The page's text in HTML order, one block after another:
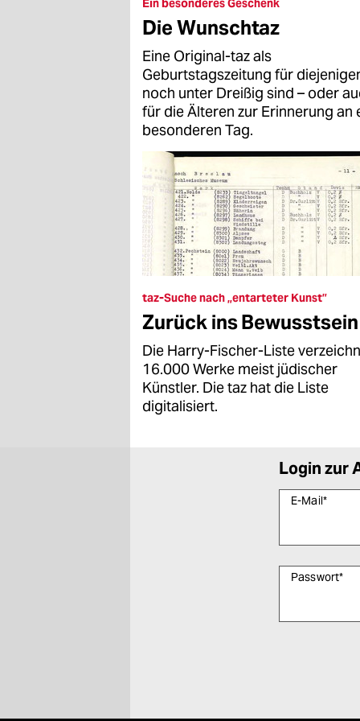
epaper login
Ein besonderes Geschenk
Die Wunschtaz
Eine Original-taz als
Geburtstagszeitung für
noch unter Dreißig sind – oder
für die Älteren zur Erinnerung an
besonderen Tag.
taz-Suche nach „entarteter Kunst”
Zurück ins Bewusstsein
Die Harry-Fischer-Liste
16.000 Werke meist jüdischer
Künstler. Die taz hat die Liste
digitalisiert.
Login zur
E-Mail*
Passwort*